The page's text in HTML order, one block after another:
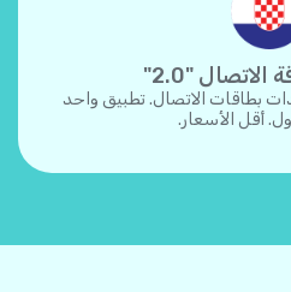
الاتصال "2.0"
بطاقات الاتصال. تطبيق واحد
أقل الأسعار.